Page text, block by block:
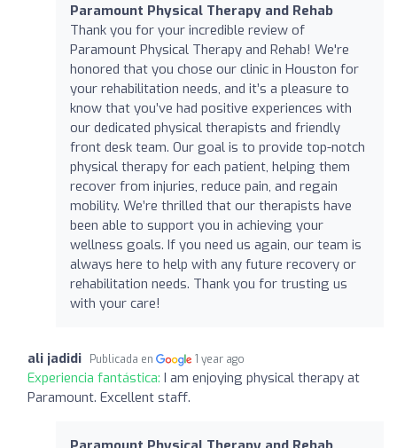
Paramount Physical Therapy and Rehab
Thank you for your incredible review of
Paramount Physical Therapy and Rehab! We're
honored that you chose our clinic in Houston for
your rehabilitation needs, and it’s a pleasure to
know that you’ve had positive experiences with
our dedicated physical therapists and friendly
front desk team. Our goal is to provide top-notch
physical therapy for each patient, helping them
recover from injuries, reduce pain, and regain
mobility. We’re thrilled that our therapists have
been able to support you in achieving your
wellness goals. If you need us again, our team is
always here to help with any future recovery or
rehabilitation needs. Thank you for trusting us
with your care!
ali jadidi Publicada en 1 year ago
Experiencia fantástica: I am enjoying physical therapy at
Paramount. Excellent staff.